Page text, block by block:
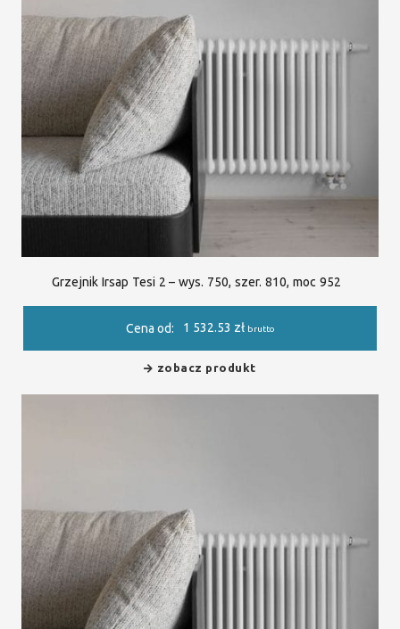
Grzejnik Irsap Tesi 2 – wys. 750, szer. 810, moc 952
Cena od: 1 532.53 zł brutto
zobacz produkt